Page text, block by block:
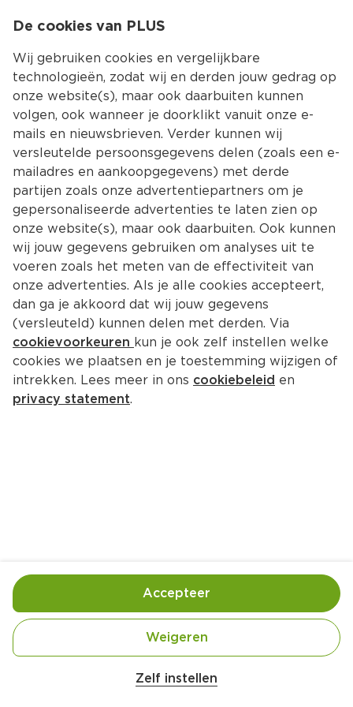
Kies jouw
Ingrediënten Bereiding
De cookies van PLUS
Wij gebruiken cookies en vergelijkbare
technologieën, zodat wij en derden jouw gedrag op
onze website(s), maar ook daarbuiten kunnen
volgen, ook wanneer je doorklikt vanuit onze e-
mails en nieuwsbrieven. Verder kunnen wij
versleutelde persoonsgegevens delen (zoals een e-
mailadres en aankoopgegevens) met derde
partijen zoals onze advertentiepartners om je
gepersonaliseerde advertenties te laten zien op
onze website(s), maar ook daarbuiten. Ook kunnen
wij jouw gegevens gebruiken om analyses uit te
voeren zoals het meten van de effectiviteit van
onze advertenties. Als je alle cookies accepteert,
dan ga je akkoord dat wij jouw gegevens
(versleuteld) kunnen delen met derden. Via
cookievoorkeuren kun je ook zelf instellen welke
cookies we plaatsen en je toestemming wijzigen of
intrekken. Lees meer in ons cookiebeleid en
privacy statement.
Zelf instellen
Weigeren
Accepteer